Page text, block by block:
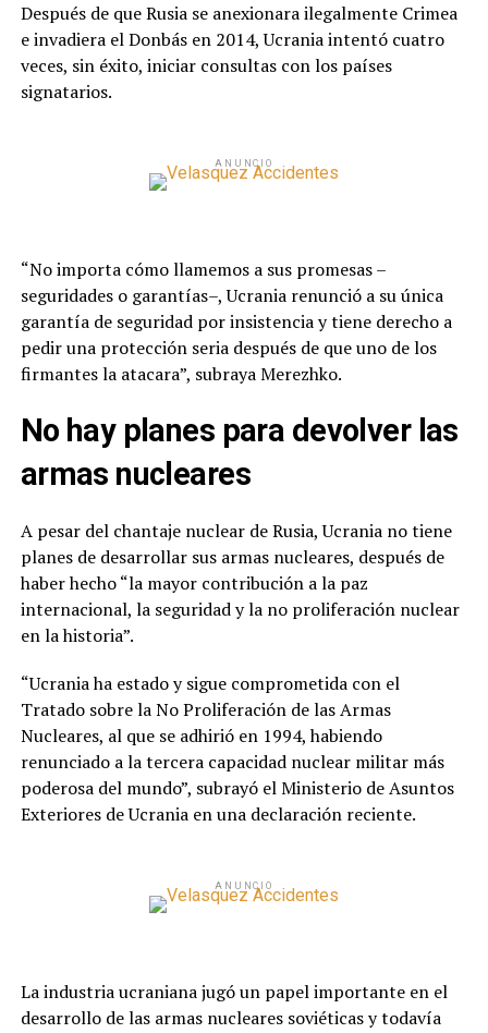
Después de que Rusia se anexionara ilegalmente Crimea
e invadiera el Donbás en 2014, Ucrania intentó cuatro
veces, sin éxito, iniciar consultas con los países
signatarios.
ANUNCIO
“No importa cómo llamemos a sus promesas –
seguridades o garantías–, Ucrania renunció a su única
garantía de seguridad por insistencia y tiene derecho a
pedir una protección seria después de que uno de los
firmantes la atacara”, subraya Merezhko.
No hay planes para devolver las
armas nucleares
A pesar del chantaje nuclear de Rusia, Ucrania no tiene
planes de desarrollar sus armas nucleares, después de
haber hecho “la mayor contribución a la paz
internacional, la seguridad y la no proliferación nuclear
en la historia”.
“Ucrania ha estado y sigue comprometida con el
Tratado sobre la No Proliferación de las Armas
Nucleares, al que se adhirió en 1994, habiendo
renunciado a la tercera capacidad nuclear militar más
poderosa del mundo”, subrayó el Ministerio de Asuntos
Exteriores de Ucrania en una declaración reciente.
ANUNCIO
La industria ucraniana jugó un papel importante en el
desarrollo de las armas nucleares soviéticas y todavía